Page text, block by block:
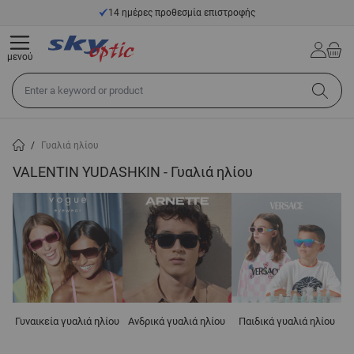
Μετάβαση στο περιεχόμενο14 ημέρες προθεσμία επιστροφής
Αναζήτηση σε όλο το κατάστημα...
μενού
/ Γυαλιά ηλίου
VALENTIN YUDASHKIN - Γυαλιά ηλίου
Γυναικεία γυαλιά ηλίου Ανδρικά γυαλιά ηλίου Παιδικά γυαλιά ηλίου